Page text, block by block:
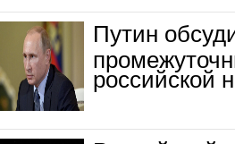
Путин
российской